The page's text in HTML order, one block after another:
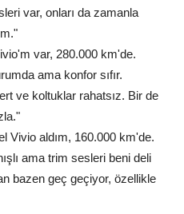
var, onları da zamanla
var, 280.000 km'de.
ama konfor sıfır.
ve koltuklar rahatsız. Bir de
Vivio aldım, 160.000 km'de.
ama trim sesleri beni deli
bazen geç geçiyor, özellikle